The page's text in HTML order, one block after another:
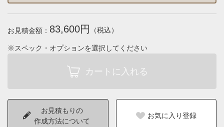
お見積金額： 83,600円 （税込）
※スペック・オプションを選択してください
お見積もりの
作成方法について
お気に入り登録